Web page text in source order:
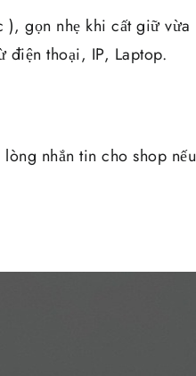
), gọn nhẹ khi cất giữ vừa
điện thoại, IP, Laptop.
nhắn tin cho shop nếu